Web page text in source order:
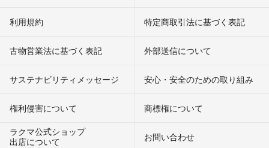
利用規約 特定商取引法に基づく表記
古物営業法に基づく表記 外部送信について
サステナビリティメッセージ 安心・安全のための取り組み
権利侵害について
商標権について
ラクマ公式ショップ
出店について
お問い合わせ